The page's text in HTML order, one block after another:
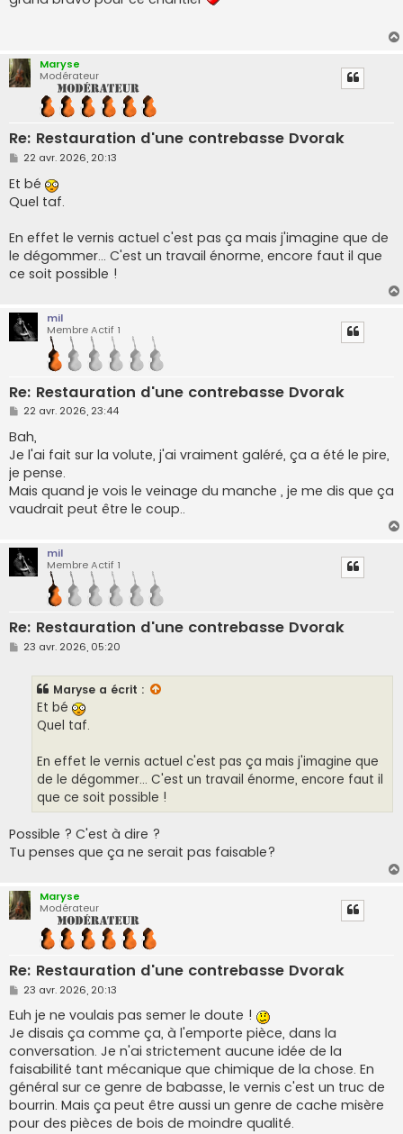
s
Maryse
Modérateur
Re: Restauration d'une contrebasse Dvorak
M
s
s
a
22 avr. 2026, 20:13
Et bé
Quel taf.
En effet le vernis actuel c'est pas ça mais j'imagine que de
le dégommer... C'est un travail énorme, encore faut il que
ce soit possible !
mil
Membre Actif 1
Re: Restauration d'une contrebasse Dvorak
M
s
s
a
g
e
22 avr. 2026, 23:44
Bah,
Je l'ai fait sur la volute, j'ai vraiment galéré, ça a été le pire,
je pense.
Mais quand je vois le veinage du manche , je me dis que ça
vaudrait peut être le coup..
mil
Membre Actif 1
Re: Restauration d'une contrebasse Dvorak
M
23 avr. 2026, 05:20
Maryse a écrit :
Et bé
Quel taf.
En effet le vernis actuel c'est pas ça mais j'imagine que
de le dégommer... C'est un travail énorme, encore faut il
que ce soit possible !
Possible ? C'est à dire ?
Tu penses que ça ne serait pas faisable?
Maryse
Modérateur
Re: Restauration d'une contrebasse Dvorak
M
s
s
a
g
e
23 avr. 2026, 20:13
Euh je ne voulais pas semer le doute !
Je disais ça comme ça, à l'emporte pièce, dans la
conversation. Je n'ai strictement aucune idée de la
faisabilité tant mécanique que chimique de la chose. En
général sur ce genre de babasse, le vernis c'est un truc de
bourrin. Mais ça peut être aussi un genre de cache misère
pour des pièces de bois de moindre qualité.